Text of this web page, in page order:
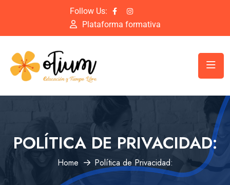
Follow Us:
Plataforma formativa
POLÍTICA DE PRIVACIDAD:
Home Política de Privacidad: